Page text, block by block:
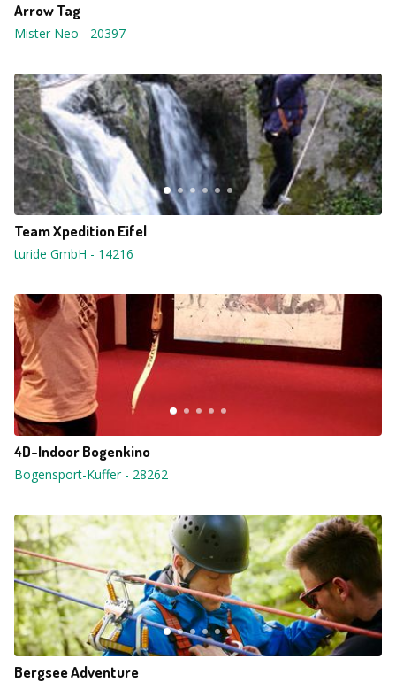
Arrow Tag
Mister Neo - 20397
Team Xpedition Eifel
turide GmbH - 14216
4D-Indoor Bogenkino
Bogensport-Kuffer- 28262
Bergsee Adventure